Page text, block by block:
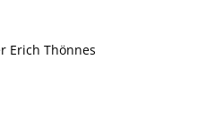
Erich Thönnes